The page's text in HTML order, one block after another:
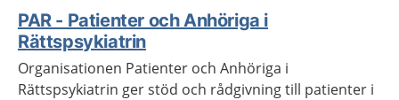
PAR - Patienter och Anhöriga i
Rättspsykiatrin
Organisationen Patienter och Anhöriga i
Rättspsykiatrin ger stöd och rådgivning till patienter i